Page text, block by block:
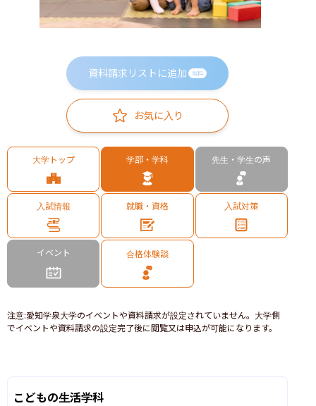
資料請求リストに追加 無料
お気に入り
大学トップ 学部・学科 先生・学生の声
入試情報 就職・資格 入試対策
イベント 合格体験談
注意:愛知学泉大学のイベントや資料請求が設定されていません。大学側
でイベントや資料請求の設定完了後に閲覧又は申込が可能になります。
こどもの生活学科